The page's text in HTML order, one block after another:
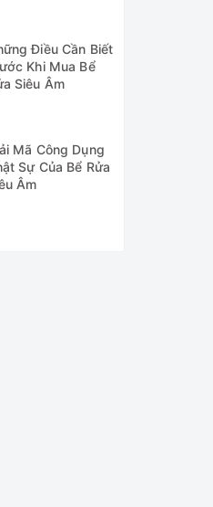
Điều Cần Biết
Khi Mua Bể
Siêu Âm
Mã Công Dụng
Sự Của Bể Rửa
Âm